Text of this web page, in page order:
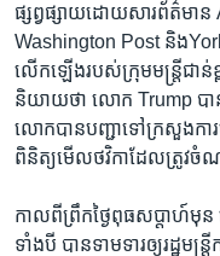
ផ្សព្វផ្សាយ​ដោយ​សារព័ត៌មា
Washington Post និង
លើកឡើង​របស់​ក្រុមមន្រ្តី​ជា
និយាយ​ថា​ លោក Trump ប
លោក​បាន​បញ្ជា​ទៅ​ក្រសួង​ក
ពិនិត្យមើល​ថវិកា​ដែល​ត្រូវ​ចំ
កាល​ពី​ព្រឹក​ថ្ងៃពុធ​សប្តាហ៍​មុន​
ទាំង​បី​ បាន​ទាមទារ​ឲ្យ​រដ្ឋម